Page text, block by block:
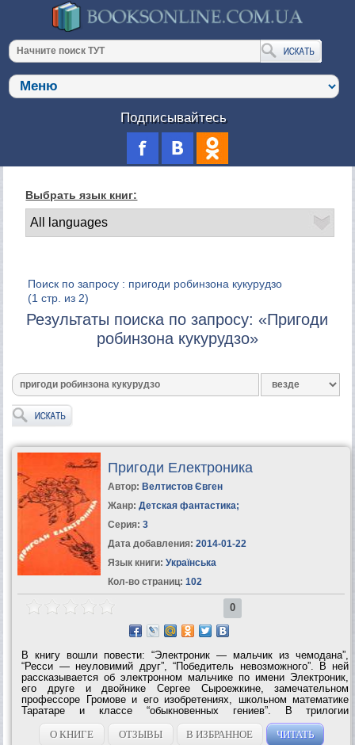
Подписывайтесь
Выбрать язык книг:
Поиск по запросу : пригоди робинзона кукурудзо
(1 стр. из 2)
Результаты поиска по запросу: «Пригоди
робинзона кукурудзо»
Пригоди Електроника
Автор: Велтистов Євген
Жанр: Детская фантастика;
Серия: 3
Дата добавления: 2014-01-22
Язык книги: Українська
Кол-во страниц: 102
0
В книгу вошли повести: “Электроник — мальчик из чемодана”,
“Ресси — неуловимий друг”, “Победитель невозможного”. В ней
рассказывается об электронном мальчике по имени Электроник,
его друге и двойнике Сергее Сыроежкине, замечательном
профессоре Громове и его изобретениях, школьном математике
Таратаре и классе “обыкновенных гениев”. В трилогии
сформулированы “основные законы творчества”: трудолюбие,
увлеченность, знання,...
О КНИГЕ ОТЗЫВЫ В ИЗБРАННОЕ ЧИТАТЬ